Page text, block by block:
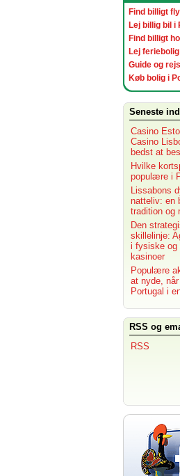
Find billigt
Lej billig bil i
Find billigt
Lej
Guide og
Køb bolig i
Seneste
Casino
Casino
bedst at
Hvilke
populære i
Lissabons
natteliv: en
tradition og
Den
skillelinje:
i fysiske og
kasinoer
Populære
at nyde,
Portugal i
RSS og
RSS